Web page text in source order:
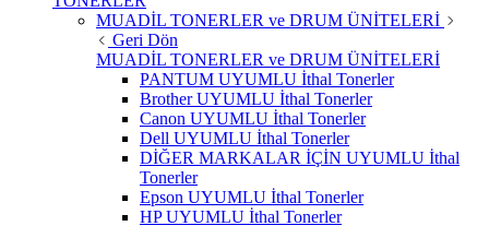
MUADİL TONERLER ve DRUM ÜNİTELERİ
Geri Dön
MUADİL TONERLER ve DRUM ÜNİTELERİ
PANTUM UYUMLU İthal Tonerler
Brother UYUMLU İthal Tonerler
Canon UYUMLU İthal Tonerler
Dell UYUMLU İthal Tonerler
DİĞER MARKALAR İÇİN UYUMLU İthal
Tonerler
Epson UYUMLU İthal Tonerler
HP UYUMLU İthal Tonerler